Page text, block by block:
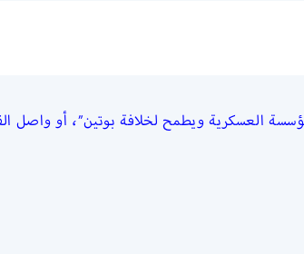
العسكرية ويطمح لخلافة بوتين”، أو واصل